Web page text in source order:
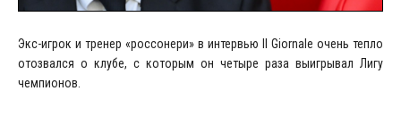
Экс-игрок и тренер «россонери» в интервью Il Giornale очень тепло
отозвался о клубе, с которым он четыре раза выигрывал Лигу
чемпионов.